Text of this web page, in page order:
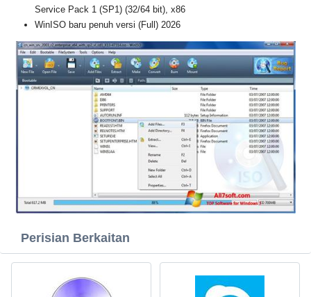
Service Pack 1 (SP1) (32/64 bit), x86
WinISO baru penuh versi (Full) 2026
Perisian Berkaitan